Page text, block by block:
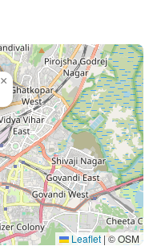
×
Leaflet |© OSM